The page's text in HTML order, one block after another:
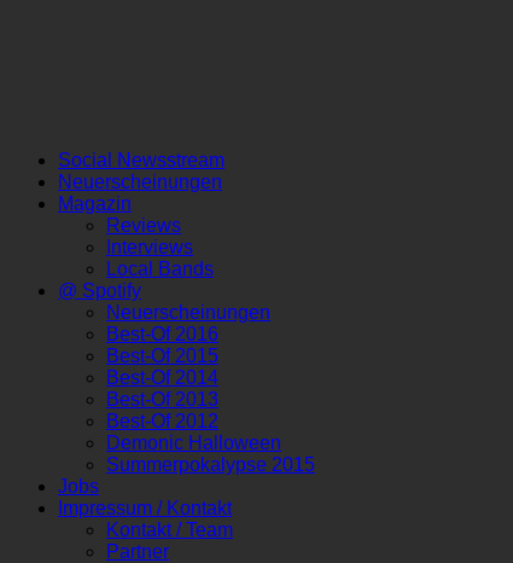
Social Newsstream
Neuerscheinungen
Magazin
Reviews
Interviews
Local Bands
@ Spotify
Neuerscheinungen
Best-Of 2016
Best-Of 2015
Best-Of 2014
Best-Of 2013
Best-Of 2012
Demonic Halloween
Summerpokalypse 2015
Jobs
Impressum / Kontakt
Kontakt / Team
Partner